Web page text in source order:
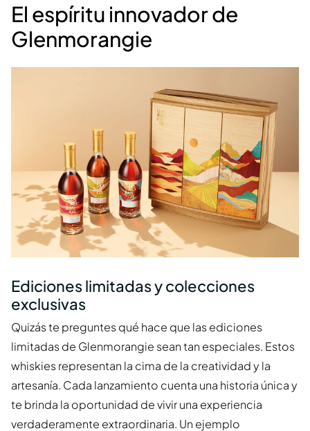
El espíritu innovador de
Glenmorangie
Ediciones limitadas y colecciones
exclusivas
Quizás te preguntes qué hace que las ediciones
limitadas de Glenmorangie sean tan especiales. Estos
whiskies representan la cima de la creatividad y la
artesanía. Cada lanzamiento cuenta una historia única y
te brinda la oportunidad de vivir una experiencia
verdaderamente extraordinaria. Un ejemplo